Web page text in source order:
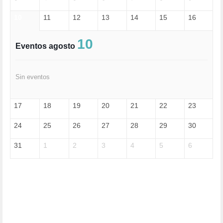
FASCISMO (57)
FEMINISMO (504)
FILOSOFÍA (6)
GENOCIDIO (1)
HUMOR (1)
IA (1)
INMIGRACIÓN (146)
11 12 13 14 15 16
Eventos agosto 10
Sin eventos
17 18 19 20 21 22 23
24 25 26 27 28 29 30
31 1 2 3 4 5 6